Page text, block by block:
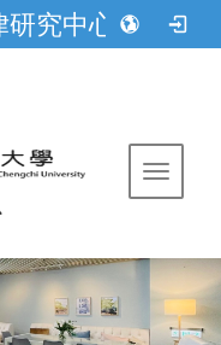
究中心
Toggle